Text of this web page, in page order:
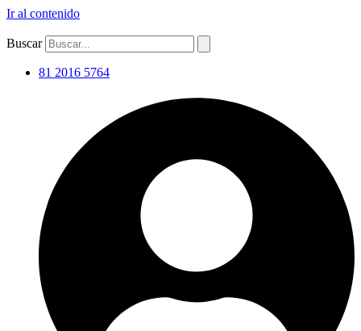
Ir al contenido
Buscar
81 2016 5764